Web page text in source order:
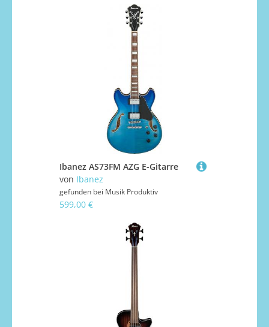
Ibanez AS73FM AZG E-Gitarre
von Ibanez
gefunden bei Musik Produktiv
599,00 €